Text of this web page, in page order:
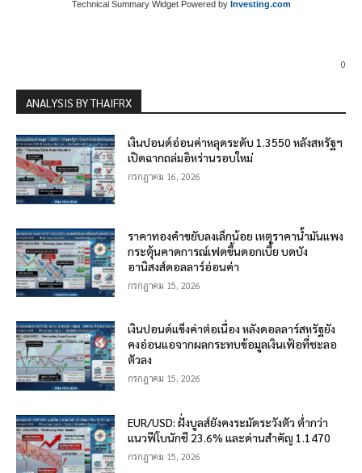
Technical Summary Widget Powered by Investing.com
0
ANALYSIS BY THAIFRX
เงินปอนด์อ่อนค่าหลุดระดับ 1.3550 หลังสหรัฐฯ
เปิดฉากถล่มอิหร่านรอบใหม่
กรกฎาคม 16, 2026
ราคาทองคำขยับลงเล็กน้อย เหตุราคาน้ำมันแพง
กระตุ้นคาดการณ์เฟดขึ้นดอกเบี้ย บดบัง
อานิสงส์ดอลลาร์อ่อนค่า
กรกฎาคม 15, 2026
เงินปอนด์แข็งค่าต่อเนื่อง หลังดอลลาร์สหรัฐยัง
คงอ่อนแอจากผลกระทบข้อมูลเงินเฟ้อที่ชะลอ
ตัวลง
กรกฎาคม 15, 2026
EUR/USD: ฝั่งบูลส์ยังคงระมัดระวังตัว ต่ำกว่า
แนวฟีโบนักชี 23.6% และด่านสำคัญ 1.1470
กรกฎาคม 15, 2026